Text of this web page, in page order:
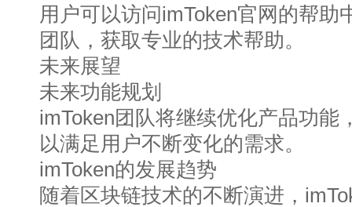
用户可以访问imToken官网的帮助
团队，获取专业的技术帮助。
未来展望
未来功能规划
imToken团队将继续优化产品功能
以满足用户不断变化的需求。
imToken的发展趋势
随着区块链技术的不断演进，